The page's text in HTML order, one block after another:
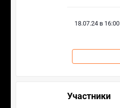
18.07.24 в 16:00
Участники